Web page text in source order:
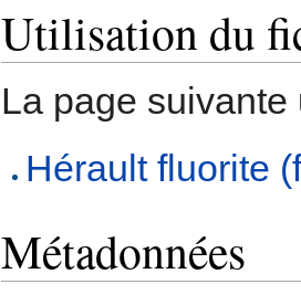
Utilisation du
La page
Hérault fluorite
Métadonnées